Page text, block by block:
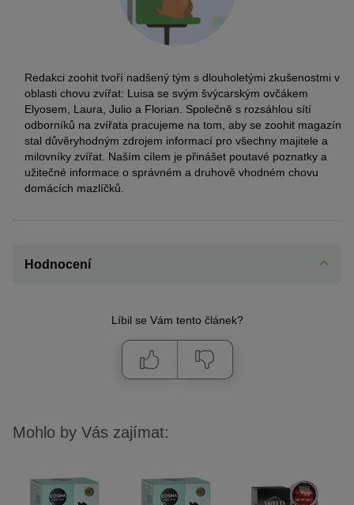
Redakci zoohit tvoří nadšený tým s dlouholetými zkušenostmi v
oblasti chovu zvířat: Luisa se svým švýcarským ovčákem
Elyosem, Laura, Julio a Florian. Společně s rozsáhlou sítí
odborníků na zvířata pracujeme na tom, aby se zoohit magazín
stal důvěryhodným zdrojem informací pro všechny majitele a
milovníky zvířat. Naším cílem je přinášet poutavé poznatky a
užitečné informace o správném a druhově vhodném chovu
domácích mazlíčků.
Hodnocení
Líbil se Vám tento článek?
Mohlo by Vás zajímat: